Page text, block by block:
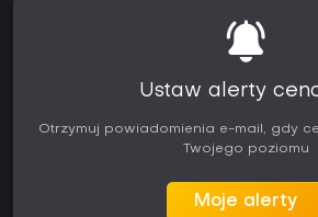
Ustaw alerty
Otrzymuj powiadomienia e-mail, gdy
Twojego poziomu
Moje alerty